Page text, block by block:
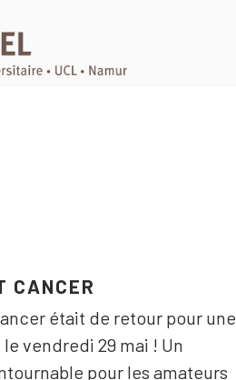
CANCER
était de retour pour une
vendredi 29 mai ! Un
pour les amateurs